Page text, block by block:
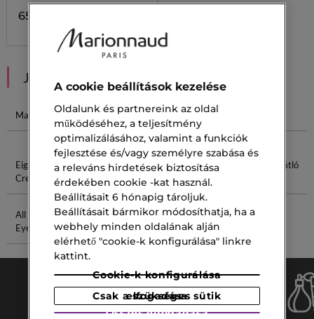
65 200,00 Ft
JAVASOLT NEKED
Maria Treben
Estée Lauder
Re-Nutriv
Night Repair
Eight Hour
Cream
Advanced Eye
Cream
Media Markt
Öregedésgátló
All About
Eyes
Pro Retinol
A cookie beállítások kezelése
Oldalunk és partnereink az oldal
működéséhez, a teljesítmény
optimalizálásához, valamint a funkciók
fejlesztése és/vagy személyre szabása és
a releváns hirdetések biztosítása
érdekében cookie -kat használ.
Beállításait 6 hónapig tároljuk.
Beállításait bármikor módosíthatja, ha a
webhely minden oldalának alján
elérhető "cookie-k konfigurálása" linkre
kattint.
Cookie-k konfigurálása
Csak a szükséges sütik elfogadása
Összes elfogadása